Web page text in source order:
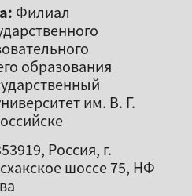
Филиал
образования
им. В. Г.
Россия, г.
шоссе 75, НФ